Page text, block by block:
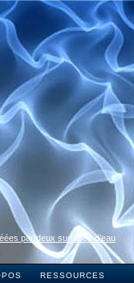
par deux surfaces d’eau
RESSOURCES